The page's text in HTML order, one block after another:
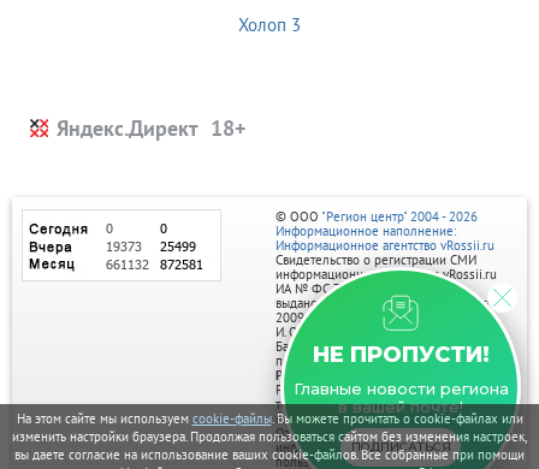
На этом сайте мы используем cookie-файлы. Вы можете прочитать о cookie-файлах или
изменить настройки браузера. Продолжая пользоваться сайтом без изменения настроек,
вы даете согласие на использование ваших cookie-файлов. Все собранные при помощи
Холоп 3
Яндекс.Директ
НЕ ПРОПУСТИ!
Главные новости региона
в вашей почте!
ПОДПИСАТЬСЯ
© ООО "Регион центр" 2004 - 2026
Информационное наполнение:
Информационное агентство vRossii.ru
Свидетельство о регистрации СМИ
информационного агентства vRossii.ru
ИА № ФС 77‑35502
выдано РОСКОМНАДЗОРом 04 марта
2009г.
И. О. Главного редактора Нарыков А. Н.
Баннеры на портале размещаются на
правах рекламы.
Реклама на портале:
Рекламное агентство "Умный маркетинг"
тел. 7-910-267-70-40,
email: umnyy.marketing@yandex.ru
Отдельные публикации могут содержать
информацию, не предназначенную для
пользователей до 18 лет.